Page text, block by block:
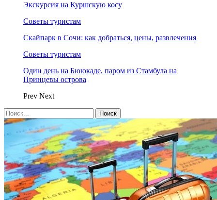
Экскурсия на Куршскую косу
Советы туристам
Скайпарк в Сочи: как добраться, цены, развлечения
Советы туристам
Один день на Бююкаде, паром из Стамбула на
Принцевы острова
Prev Next